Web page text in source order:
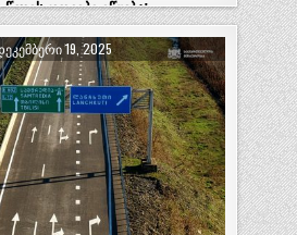
დღეები იწყება!
იწყება! 23 დეკემბერს,
ადმინისტრაციული
ტერიტორიაზე,
19, 2025